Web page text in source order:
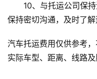
10、与托运公司保
保持密切沟通，及时了解
汽车托运费用仅供参考
实际车型、距离、线路及